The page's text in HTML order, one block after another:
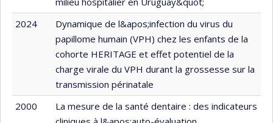
2024
Dynamique de l&apos;infection du virus du
papillome humain (VPH) chez les enfants de la
cohorte HERITAGE et effet potentiel de la
charge virale du VPH durant la grossesse sur la
transmission périnatale
2000
La mesure de la santé dentaire : des indicateurs